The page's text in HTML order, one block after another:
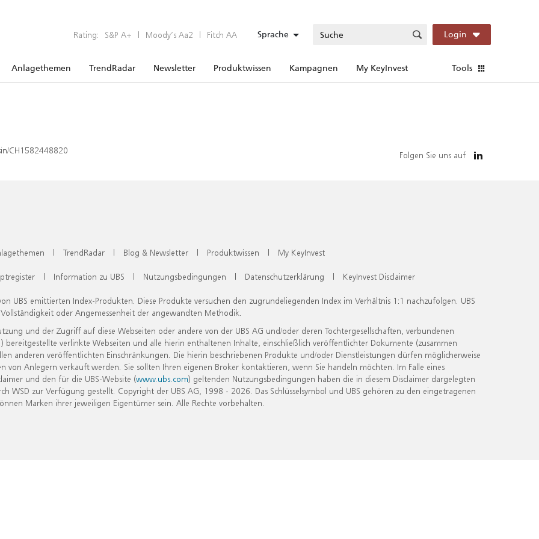
Rating: S&P A+ | Moody’s Aa2 | Fitch AA Sprache Login
Anlagethemen TrendRadar Newsletter Produktwissen Kampagnen My KeyInvest Tools
CH1582448820 Folgen Sie uns auf
| TrendRadar | Blog & Newsletter | Produktwissen | My KeyInvest
| Information zu UBS | Nutzungsbedingungen | Datenschutzerklärung | KeyInvest Disclaimer
UBS emittierten Index-Produkten. Diese Produkte versuchen den zugrundeliegenden Index im Verhältnis 1:1 nachzufolgen. UBS
oder Angemessenheit der angewandten Methodik.
und der Zugriff auf diese Webseiten oder andere von der UBS AG und/oder deren Tochtergesellschaften, verbundenen
verlinkte Webseiten und alle hierin enthaltenen Inhalte, einschließlich veröffentlichter Dokumente (zusammen
anderen veröffentlichten Einschränkungen. Die hierin beschriebenen Produkte und/oder Dienstleistungen dürfen möglicherweise
Anlegern verkauft werden. Sie sollten Ihren eigenen Broker kontaktieren, wenn Sie handeln möchten. Im Falle eines
und den für die UBS-Website (www.ubs.com) geltenden Nutzungsbedingungen haben die in diesem Disclaimer dargelegten
zur Verfügung gestellt. Copyright der UBS AG, 1998 - 2026. Das Schlüsselsymbol und UBS gehören zu den eingetragenen
Marken ihrer jeweiligen Eigentümer sein. Alle Rechte vorbehalten.